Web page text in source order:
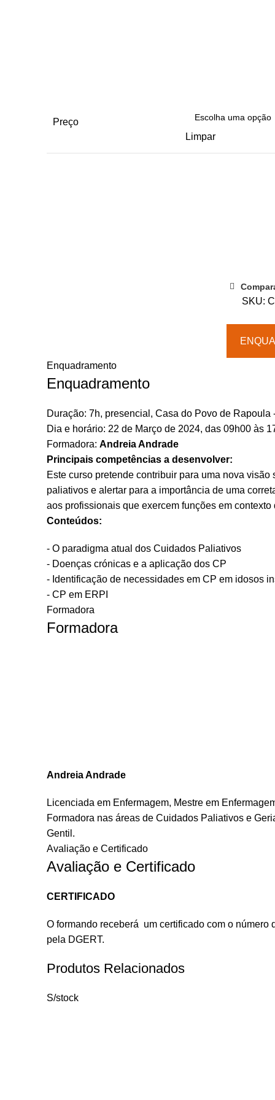
Preço
Limpar
PRESENCIAL
|
GUARDA
SKU:
Enquadramento
Enquadramento
Duração: 7h, presencial, Casa do Povo de Rapoula
Dia e horário: 22 de Março de 2024, das 09h00 às
Formadora: Andreia Andrade
Principais competências a desenvolver:
Este curso pretende contribuir para uma nova
paliativos e alertar para a importância de uma
aos profissionais que exercem funções em
Conteúdos:
- O paradigma atual dos Cuidados Paliativos
- Doenças crónicas e a aplicação dos CP
- Identificação de necessidades em CP em idosos
- CP em ERPI
Formadora
Formadora
Andreia Andrade
Licenciada em Enfermagem, Mestre em
Formadora nas áreas de Cuidados Paliativos e
Gentil.
Avaliação e Certificado
Avaliação e Certificado
CERTIFICADO
O formando receberá um certificado com o número
pela DGERT.
Produtos Relacionados
S/stock